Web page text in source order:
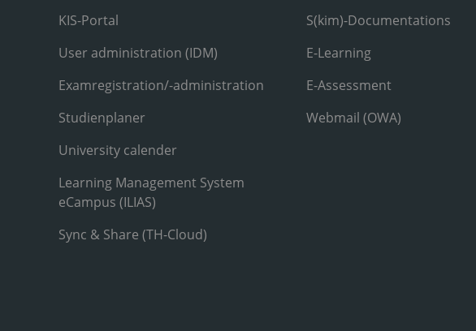
KIS-Portal
User administration (IDM)
Examregistration/-administration
Studienplaner
University calender
Learning Management System
eCampus (ILIAS)
Sync & Share (TH-Cloud)
S(kim)-Documentations
E-Learning
E-Assessment
Webmail (OWA)